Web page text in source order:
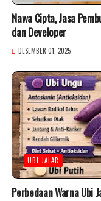
Nawa Cipta, Jasa
dan Developer
DESEMBER 01, 2025
UBI JALAR
Perbedaan Warna Ubi